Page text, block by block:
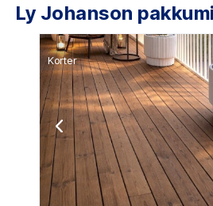
Ly Johanson
Korter